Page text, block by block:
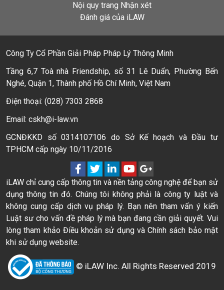
Nội quy trang Nhận xét
Đánh giá của iLAW
Công Ty Cổ Phần Giải Pháp Pháp Lý Thông Minh
Tầng 6,7 Toà nhà Friendship, số 31 Lê Duẩn, Phường Bến
Nghé, Quận 1, Thành phố Hồ Chí Minh, Việt Nam
Điện thoại: (028) 7303 2868
Email: cskh@i-law.vn
GCNĐKKD số 0314107106 do Sở Kế hoạch và Đầu tư
TPHCM cấp ngày 10/11/2016
iLAW chỉ cung cấp thông tin và nền tảng công nghệ để bạn sử
dụng thông tin đó. Chúng tôi không phải là công ty luật và
không cung cấp dịch vụ pháp lý. Bạn nên tham vấn ý kiến
Luật sư cho vấn đề pháp lý mà bạn đang cần giải quyết. Vui
lòng tham khảo Điều khoản sử dụng và Chính sách bảo mật
khi sử dụng website.
© iLAW Inc. All Rights Reserved 2019